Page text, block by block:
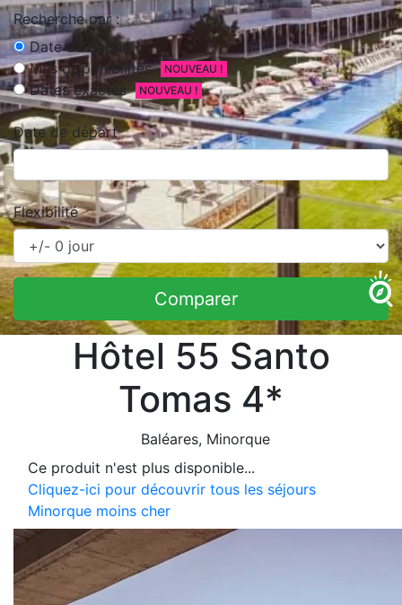
Recherche par :
Date de départ
Mes disponibilités
NOUVEAU !
Dates exactes NOUVEAU !
Date de départ
Flexibilité
Comparer
Hôtel 55 Santo
Tomas 4*
Baléares, Minorque
Ce produit n'est plus disponible...
Cliquez-ici pour découvrir tous les séjours
Minorque moins cher